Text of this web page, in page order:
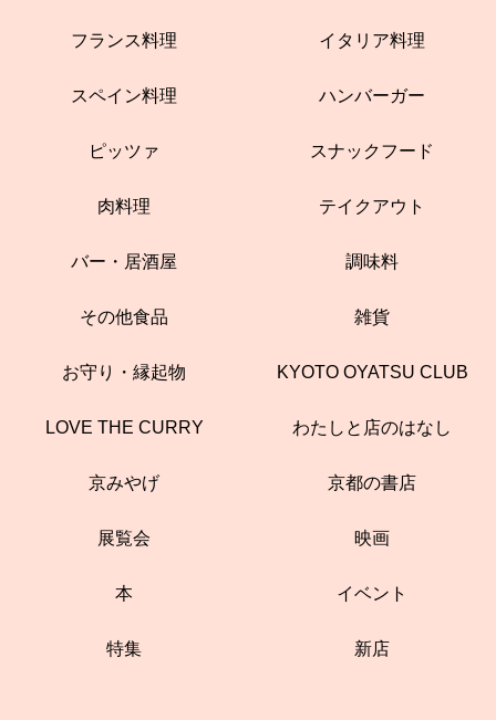
フランス料理 イタリア料理
スペイン料理 ハンバーガー
ピッツァ スナックフード
肉料理 テイクアウト
バー・居酒屋 調味料
その他食品 雑貨
お守り・縁起物 KYOTO OYATSU CLUB
LOVE THE CURRY わたしと店のはなし
京みやげ 京都の書店
展覧会 映画
本 イベント
特集 新店